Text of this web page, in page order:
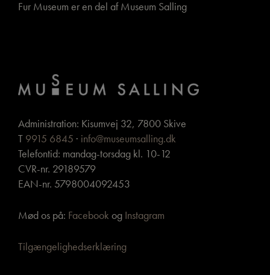
Fur Museum er en del af Museum Salling
Administration: Kisumvej 32, 7800 Skive
T 9915 6845 · info@museumsalling.dk
Telefontid: mandag-torsdag kl. 10-12
CVR-nr. 29189579
EAN-nr. 5798004092453
Mød os på: Facebook og Instagram
Tilgængelighedserklæring